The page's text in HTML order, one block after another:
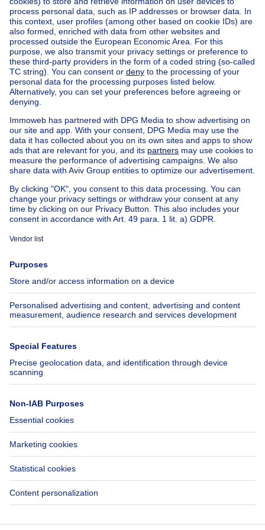
De afmetingen worden enkel ter informatie gegeven
en zijn niet contractueel.
Bezoek op afspraak: 02/354.04.65 - Exclusief bij ERA
CORNELIS.
Home Belgium
Brussels (province)
Brussels (district)
Buy your house in Koekelberg
House out of BelgiumHouse for sale France
House for sale Spain
House for sale Italy
House for sale Luxembourg
House for sale Netherlands
Our cheap propertiesCheap houses for sale
Cheap apartments for rent
About
Immoweb
Jobs
Axel Springer Group
SeLoger.com
Immowelt.de
Tools
Insurances
Help
FAQ
Accessibility
Contact us
Follow Us
Immoweb SA © 2026 - All rights reserved
Terms of use Cookie settings Privacy Ranking rules